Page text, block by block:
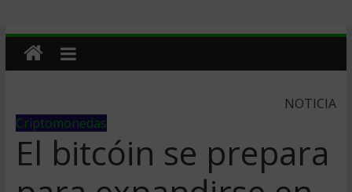
NOTICIA
Criptomonedas
El bitcóin se prepara